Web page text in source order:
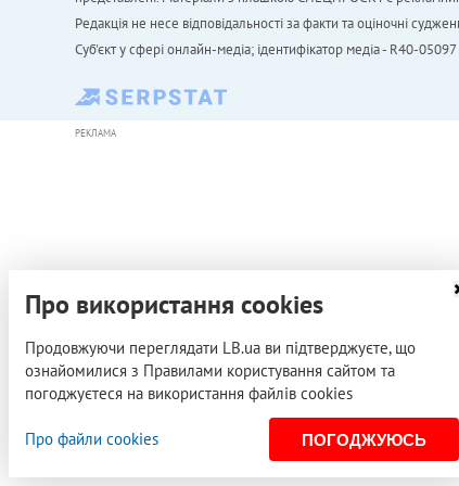
Редакція не несе відповідальності за факти та оціночні
Cуб'єкт у сфері онлайн-медіа; ідентифікатор медіа - R40-05097
РЕКЛАМА
Про використання cookies
Продовжуючи переглядати LB.ua ви підтверджуєте, що
ознайомилися з Правилами користування сайтом та
погоджуєтеся на використання файлів cookies
Про файли cookies ПОГОДЖУЮСЬ